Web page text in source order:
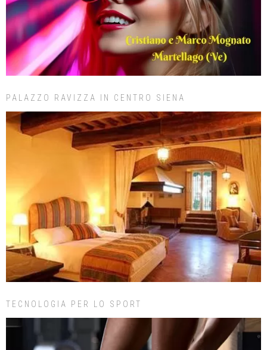
PALAZZO RAVIZZA IN CENTRO SIENA
TECNOLOGIA PER LO SPORT